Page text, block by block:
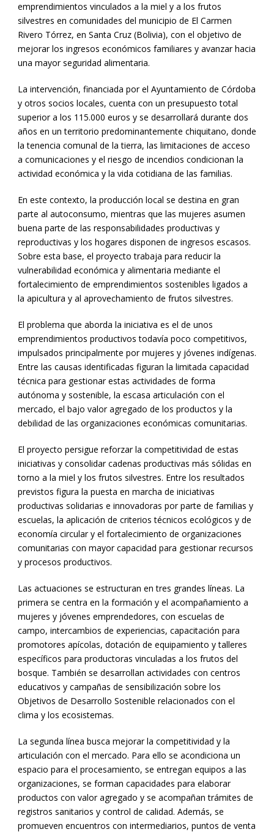
emprendimientos vinculados a la miel y a los frutos
silvestres en comunidades del municipio de El Carmen
Rivero Tórrez, en Santa Cruz (Bolivia), con el objetivo de
mejorar los ingresos económicos familiares y avanzar hacia
una mayor seguridad alimentaria.
La intervención, financiada por el Ayuntamiento de Córdoba
y otros socios locales, cuenta con un presupuesto total
superior a los 115.000 euros y se desarrollará durante dos
años en un territorio predominantemente chiquitano, donde
la tenencia comunal de la tierra, las limitaciones de acceso
a comunicaciones y el riesgo de incendios condicionan la
actividad económica y la vida cotidiana de las familias.
En este contexto, la producción local se destina en gran
parte al autoconsumo, mientras que las mujeres asumen
buena parte de las responsabilidades productivas y
reproductivas y los hogares disponen de ingresos escasos.
Sobre esta base, el proyecto trabaja para reducir la
vulnerabilidad económica y alimentaria mediante el
fortalecimiento de emprendimientos sostenibles ligados a
la apicultura y al aprovechamiento de frutos silvestres.
El problema que aborda la iniciativa es el de unos
emprendimientos productivos todavía poco competitivos,
impulsados principalmente por mujeres y jóvenes indígenas.
Entre las causas identificadas figuran la limitada capacidad
técnica para gestionar estas actividades de forma
autónoma y sostenible, la escasa articulación con el
mercado, el bajo valor agregado de los productos y la
debilidad de las organizaciones económicas comunitarias.
El proyecto persigue reforzar la competitividad de estas
iniciativas y consolidar cadenas productivas más sólidas en
torno a la miel y los frutos silvestres. Entre los resultados
previstos figura la puesta en marcha de iniciativas
productivas solidarias e innovadoras por parte de familias y
escuelas, la aplicación de criterios técnicos ecológicos y de
economía circular y el fortalecimiento de organizaciones
comunitarias con mayor capacidad para gestionar recursos
y procesos productivos.
Las actuaciones se estructuran en tres grandes líneas. La
primera se centra en la formación y el acompañamiento a
mujeres y jóvenes emprendedores, con escuelas de
campo, intercambios de experiencias, capacitación para
promotores apícolas, dotación de equipamiento y talleres
específicos para productoras vinculadas a los frutos del
bosque. También se desarrollan actividades con centros
educativos y campañas de sensibilización sobre los
Objetivos de Desarrollo Sostenible relacionados con el
clima y los ecosistemas.
La segunda línea busca mejorar la competitividad y la
articulación con el mercado. Para ello se acondiciona un
espacio para el procesamiento, se entregan equipos a las
organizaciones, se forman capacidades para elaborar
productos con valor agregado y se acompañan trámites de
registros sanitarios y control de calidad. Además, se
promueven encuentros con intermediarios, puntos de venta